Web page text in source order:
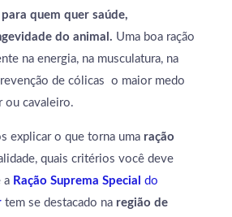
quem quer saúde,
do animal. Uma boa ração
na energia, na musculatura, na
de cólicas o maior medo
ou cavaleiro.
explicar o que torna uma ração
quais critérios você deve
a Ração Suprema Special do
tem se destacado na região de